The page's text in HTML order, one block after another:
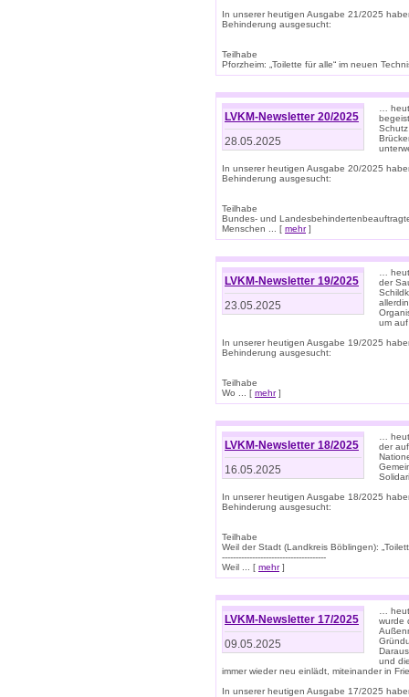
In unserer heutigen Ausgabe 21/2025
Behinderung ausgesucht:
Teilhabe
Pforzheim: „Toilette für alle“ im neuen
LVKM-Newsletter 20/2025
28.05.2025
…
In unserer heutigen Ausgabe 20/2025
Behinderung ausgesucht:
Teilhabe
Bundes- und
Menschen ... [ mehr]
LVKM-Newsletter 19/2025
23.05.2025
…
der
um
In unserer heutigen Ausgabe 19/2025
Behinderung ausgesucht:
Teilhabe
Wo ... [ mehr]
LVKM-Newsletter 18/2025
16.05.2025
…
der
In unserer heutigen Ausgabe 18/2025
Behinderung ausgesucht:
Teilhabe
Weil der Stadt (Landkreis Böblingen):
--------------------------------------
Weil ... [ mehr]
LVKM-Newsletter 17/2025
09.05.2025
…
wurde
und
immer wieder neu einlädt, miteinander in
In unserer heutigen Ausgabe 17/2025